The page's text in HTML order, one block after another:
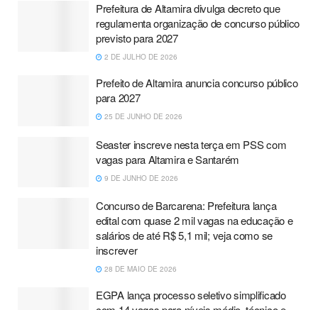
Prefeitura de Altamira divulga decreto que
regulamenta organização de concurso público
previsto para 2027
2 DE JULHO DE 2026
Prefeito de Altamira anuncia concurso público
para 2027
25 DE JUNHO DE 2026
Seaster inscreve nesta terça em PSS com
vagas para Altamira e Santarém
9 DE JUNHO DE 2026
Concurso de Barcarena: Prefeitura lança
edital com quase 2 mil vagas na educação e
salários de até R$ 5,1 mil; veja como se
inscrever
28 DE MAIO DE 2026
EGPA lança processo seletivo simplificado